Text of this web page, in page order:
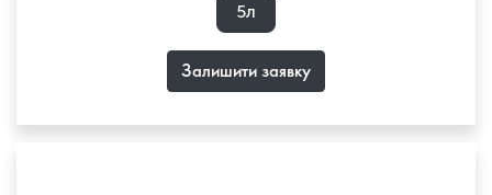
5л
Залишити заявку